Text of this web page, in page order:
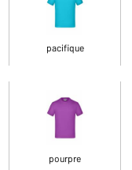
pacifique
pourpre